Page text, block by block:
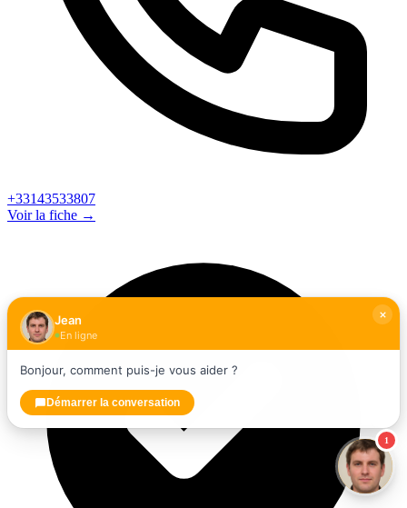
+33143533807
Voir la fiche →
1
Jean
En ligne
Bonjour, comment puis-je vous aider ?
Démarrer la conversation